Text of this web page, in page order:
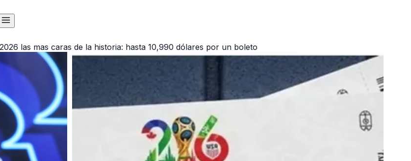
las mas caras de la historia: hasta 10,990 dólares por un boleto